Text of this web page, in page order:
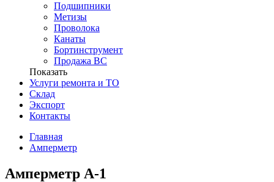
Подшипники
Метизы
Проволока
Канаты
Бортинструмент
Продажа ВС
Показать
Услуги ремонта и ТО
Склад
Экспорт
Контакты
Главная
Амперметр
Амперметр А-1